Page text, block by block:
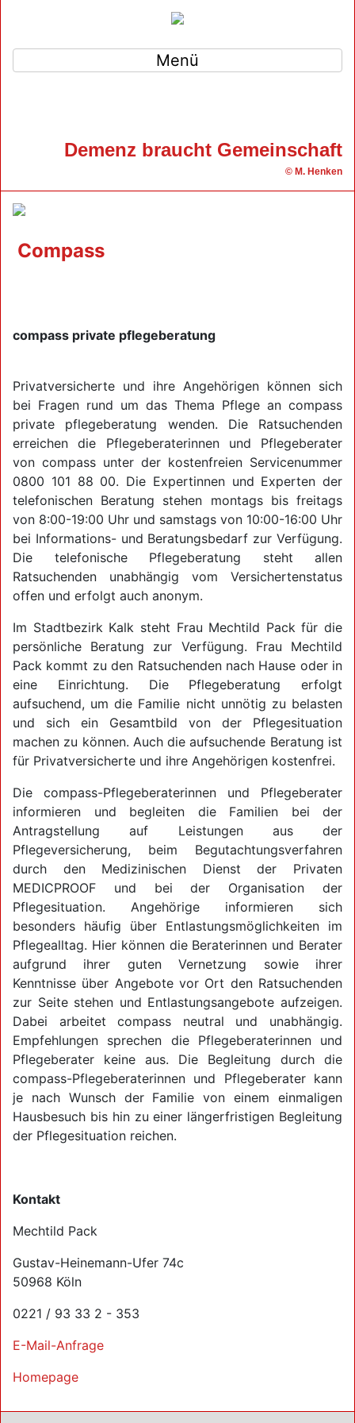
Menü
Demenz braucht Gemeinschaft
© M. Henken
Compass
compass private pflegeberatung
Privatversicherte und ihre Angehörigen können sich
bei Fragen rund um das Thema Pflege an compass
private pflegeberatung wenden. Die Ratsuchenden
erreichen die Pflegeberaterinnen und Pflegeberater
von compass unter der kostenfreien Servicenummer
0800 101 88 00. Die Expertinnen und Experten der
telefonischen Beratung stehen montags bis freitags
von 8:00-19:00 Uhr und samstags von 10:00-16:00 Uhr
bei Informations- und Beratungsbedarf zur Verfügung.
Die telefonische Pflegeberatung steht allen
Ratsuchenden unabhängig vom Versichertenstatus
offen und erfolgt auch anonym.
Im Stadtbezirk Kalk steht Frau Mechtild Pack für die
persönliche Beratung zur Verfügung. Frau Mechtild
Pack kommt zu den Ratsuchenden nach Hause oder in
eine Einrichtung. Die Pflegeberatung erfolgt
aufsuchend, um die Familie nicht unnötig zu belasten
und sich ein Gesamtbild von der Pflegesituation
machen zu können. Auch die aufsuchende Beratung ist
für Privatversicherte und ihre Angehörigen kostenfrei.
Die compass-Pflegeberaterinnen und Pflegeberater
informieren und begleiten die Familien bei der
Antragstellung auf Leistungen aus der
Pflegeversicherung, beim Begutachtungsverfahren
durch den Medizinischen Dienst der Privaten
MEDICPROOF und bei der Organisation der
Pflegesituation. Angehörige informieren sich
besonders häufig über Entlastungsmöglichkeiten im
Pflegealltag. Hier können die Beraterinnen und Berater
aufgrund ihrer guten Vernetzung sowie ihrer
Kenntnisse über Angebote vor Ort den Ratsuchenden
zur Seite stehen und Entlastungsangebote aufzeigen.
Dabei arbeitet compass neutral und unabhängig.
Empfehlungen sprechen die Pflegeberaterinnen und
Pflegeberater keine aus. Die Begleitung durch die
compass-Pflegeberaterinnen und Pflegeberater kann
je nach Wunsch der Familie von einem einmaligen
Hausbesuch bis hin zu einer längerfristigen Begleitung
der Pflegesituation reichen.
Kontakt
Mechtild Pack
Gustav-Heinemann-Ufer 74c
50968 Köln
0221 / 93 33 2 - 353
E-Mail-Anfrage
Homepage